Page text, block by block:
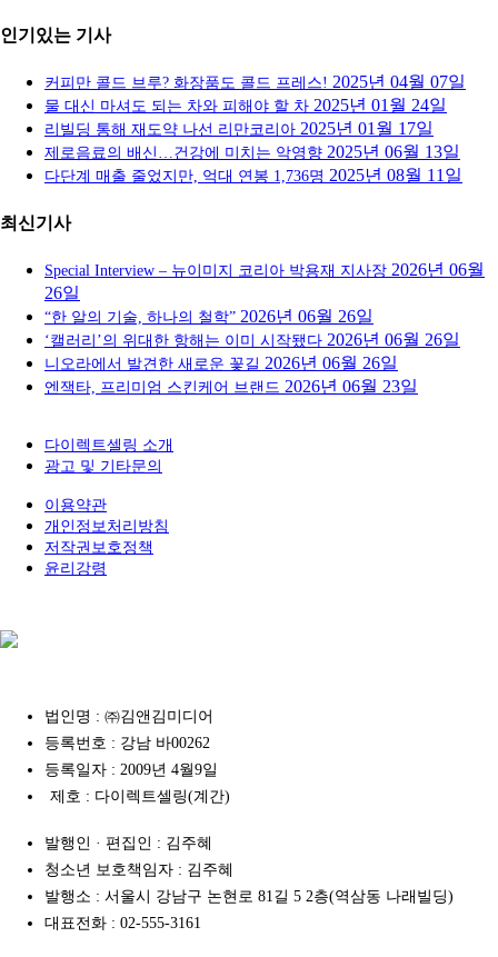
인기있는 기사
커피만 콜드 브루? 화장품도 콜드 프레스! 2025년 04월 07일
물 대신 마셔도 되는 차와 피해야 할 차 2025년 01월 24일
리빌딩 통해 재도약 나선 리만코리아 2025년 01월 17일
제로음료의 배신…건강에 미치는 악영향 2025년 06월 13일
다단계 매출 줄었지만, 억대 연봉 1,736명 2025년 08월 11일
최신기사
Special Interview – 뉴이미지 코리아 박용재 지사장 2026년 06월
26일
“한 알의 기술, 하나의 철학” 2026년 06월 26일
‘캘러리’의 위대한 항해는 이미 시작됐다 2026년 06월 26일
니오라에서 발견한 새로운 꽃길 2026년 06월 26일
엔잭타, 프리미엄 스킨케어 브랜드 2026년 06월 23일
다이렉트셀링 소개
광고 및 기타문의
이용약관
개인정보처리방침
저작권보호정책
윤리강령
법인명 : ㈜김앤김미디어
등록번호 : 강남 바00262
등록일자 : 2009년 4월9일
제호 : 다이렉트셀링(계간)
발행인 · 편집인 : 김주혜
청소년 보호책임자 : 김주혜
발행소 : 서울시 강남구 논현로 81길 5 2층(역삼동 나래빌딩)
대표전화 : 02-555-3161